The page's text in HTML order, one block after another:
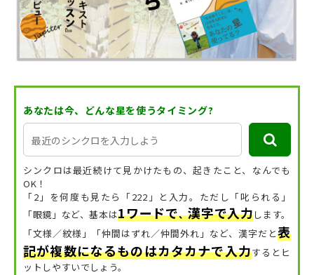
あなたは今、どんな星を使うタイミング?
シンクロは最近続けて見かけたもの、起きたこと、なんでも
OK！
「2」を何度も見たら「222」と入力。ただし「叱られる」
「眼鏡」など、基本は1ワードで、漢字で入力します。
「文様／紋様」「仲間はずれ／仲間外れ」など、漢字だと表
記が複数になるものはカタカナで入力するとヒ
ットしやすいでしょう。